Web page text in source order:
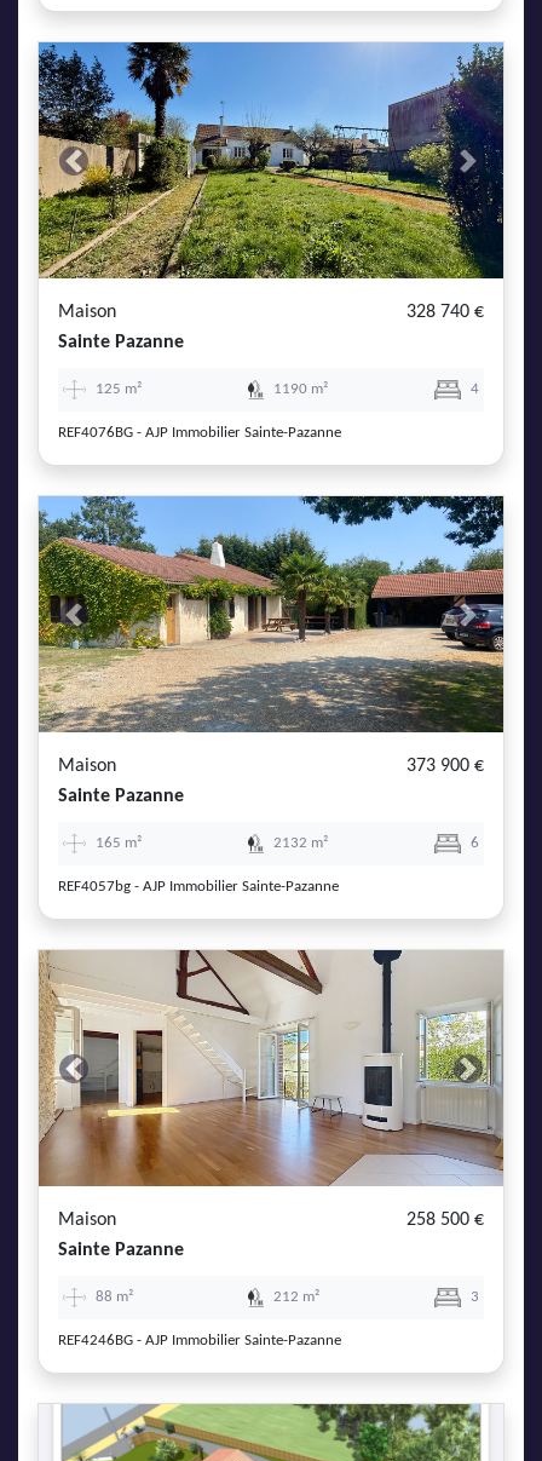
Previous Next
Maison
328 740 €
Sainte Pazanne
125 m² 1190 m² 4
REF4076BG - AJP Immobilier Sainte-Pazanne
Previous Next
Maison
373 900 €
Sainte Pazanne
165 m² 2132 m² 6
REF4057bg - AJP Immobilier Sainte-Pazanne
Previous Next
Maison
258 500 €
Sainte Pazanne
88 m² 212 m² 3
REF4246BG - AJP Immobilier Sainte-Pazanne